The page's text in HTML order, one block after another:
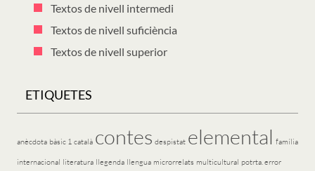
Textos de nivell intermedi
Textos de nivell suficiència
Textos de nivell superior
ETIQUETES
anècdota bàsic 1 català contes despistat elemental família
internacional literatura llegenda llengua microrrelats multicultural potrta. error